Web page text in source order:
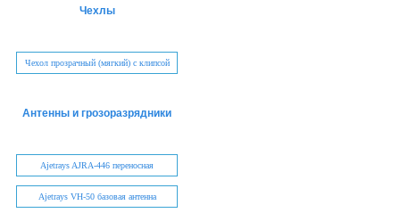
Чехлы
Чехол прозрачный (мягкий) с клипсой
Антенны и грозоразрядники
Ajetrays AJRA-446 переносная
Ajetrays VH-50 базовая антенна